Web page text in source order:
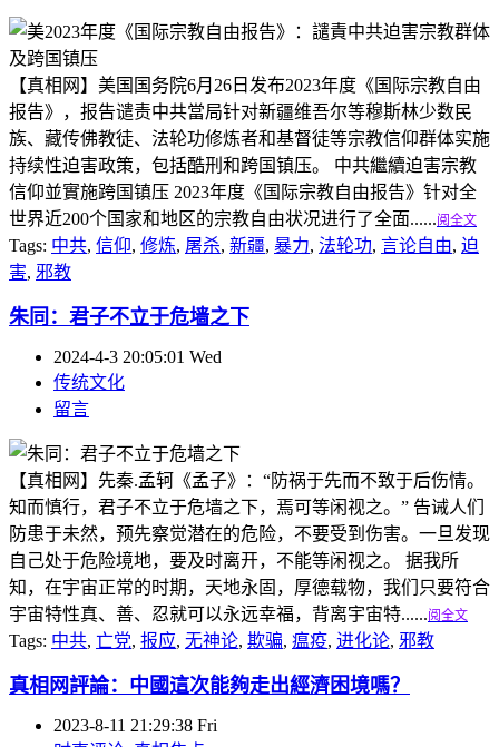
【真相网】美国国务院6月26日发布2023年度《国际宗教自由
报告》，报告谴责中共當局针对新疆维吾尔等穆斯林少数民
族、藏传佛教徒、法轮功修炼者和基督徒等宗教信仰群体实施
持续性迫害政策，包括酷刑和跨国镇压。 中共繼續迫害宗教
信仰並實施跨国镇压 2023年度《国际宗教自由报告》针对全
世界近200个国家和地区的宗教自由状况进行了全面......阅全文
Tags: 中共, 信仰, 修炼, 屠杀, 新疆, 暴力, 法轮功, 言论自由, 迫
害, 邪教
朱同：君子不立于危墙之下
2024-4-3 20:05:01 Wed
传统文化
留言
【真相网】先秦.孟轲《孟子》：“防祸于先而不致于后伤情。
知而慎行，君子不立于危墙之下，焉可等闲视之。” 告诫人们
防患于未然，预先察觉潜在的危险，不要受到伤害。一旦发现
自己处于危险境地，要及时离开，不能等闲视之。 据我所
知，在宇宙正常的时期，天地永固，厚德载物，我们只要符合
宇宙特性真、善、忍就可以永远幸福，背离宇宙特......阅全文
Tags: 中共, 亡党, 报应, 无神论, 欺骗, 瘟疫, 进化论, 邪教
真相网評論：中國這次能夠走出經濟困境嗎？
2023-8-11 21:29:38 Fri